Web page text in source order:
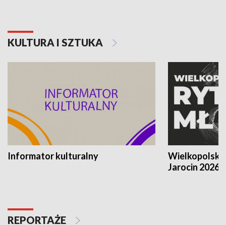
KULTURA I SZTUKA
Informator kulturalny
Jarocin 2026
REPORTAŻE